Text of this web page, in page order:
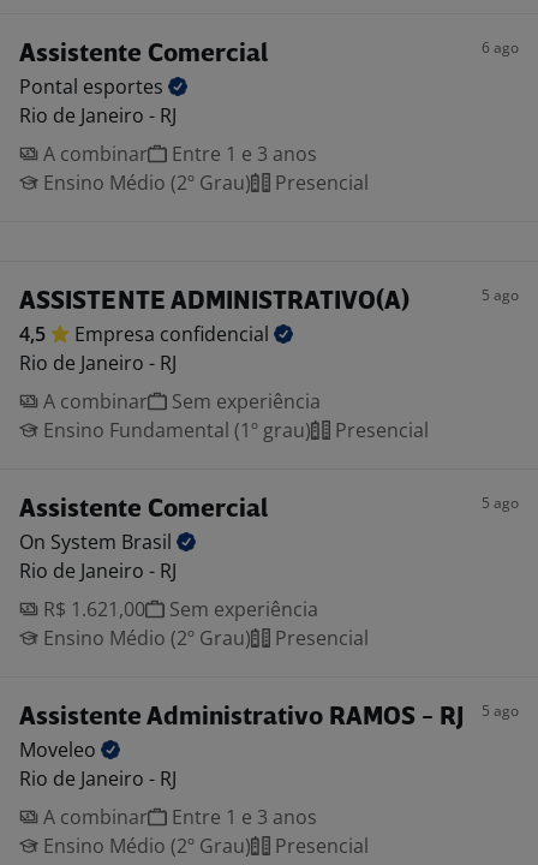
Assistente Comercial 6 ago
Pontal esportes
Rio de Janeiro - RJ
A combinar
Entre 1 e 3 anos
Ensino Médio (2º Grau)
Presencial
ASSISTENTE ADMINISTRATIVO(A) 5 ago
4,5 Empresa confidencial
Rio de Janeiro - RJ
A combinar
Sem experiência
Ensino Fundamental (1º grau)
Presencial
Assistente Comercial 5 ago
On System Brasil
Rio de Janeiro - RJ
R$ 1.621,00
Sem experiência
Ensino Médio (2º Grau)
Presencial
Assistente Administrativo RAMOS - RJ 5 ago
Moveleo
Rio de Janeiro - RJ
A combinar
Entre 1 e 3 anos
Ensino Médio (2º Grau)
Presencial